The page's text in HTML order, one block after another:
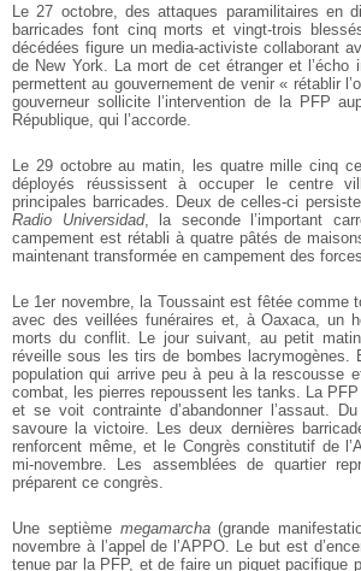
Le 27 octobre, des attaques paramilitaires en
barricades font cinq morts et vingt-trois
décédées figure un media-activiste collaborant
de New York. Lamort de cet étranger et l’écho
permettent au gouvernement de venir « rétablir
gouverneur sollicitel’intervention de la PFP
République, qui l’accorde.
Le 29 octobre au matin, les quatre mille cinq
déployés réussissent à occuper le centre
principales barricades. Deux de celles-ci
Radio Universidad, la seconde l’important
campement est rétabli à quatre pâtés de
maintenant transformée en campement des
Le 1er novembre, la Toussaint est fêtée comme
avec des veillées funéraires et, à Oaxaca, un
morts du conflit.
Le jour suivant, au petit
réveille sous les tirs de bombes
population qui arrive peu à peuà la rescousse
combat, les pierres repoussent les tanks.
La
et se voit contrainte d’abandonner l’assaut. Du
savoure la victoire. Les deux dernières
renforcent même, et le Congrès constitutif de
mi-novembre. Les assemblées de quartier
préparent ce congrès.
Une septième megamarcha(grande
novembre à l’appel de l’APPO. Le but est
tenue par la PFP, et de faire un piquet pacifique